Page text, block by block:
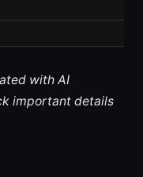
with AI
important details